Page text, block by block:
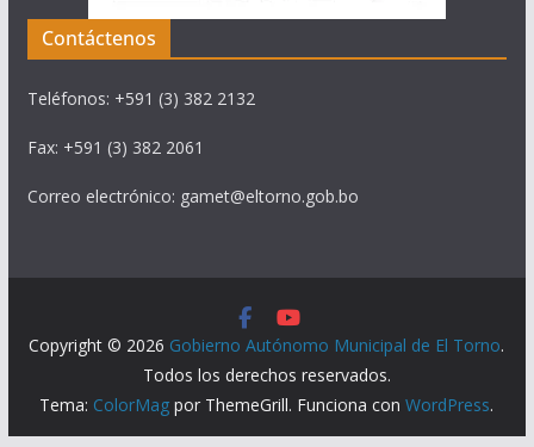
Contáctenos
Teléfonos: +591 (3) 382 2132
Fax: +591 (3) 382 2061
Correo electrónico: gamet@eltorno.gob.bo
Copyright © 2026 Gobierno Autónomo Municipal de El Torno.
Todos los derechos reservados.
Tema: ColorMag por ThemeGrill. Funciona conWordPress.